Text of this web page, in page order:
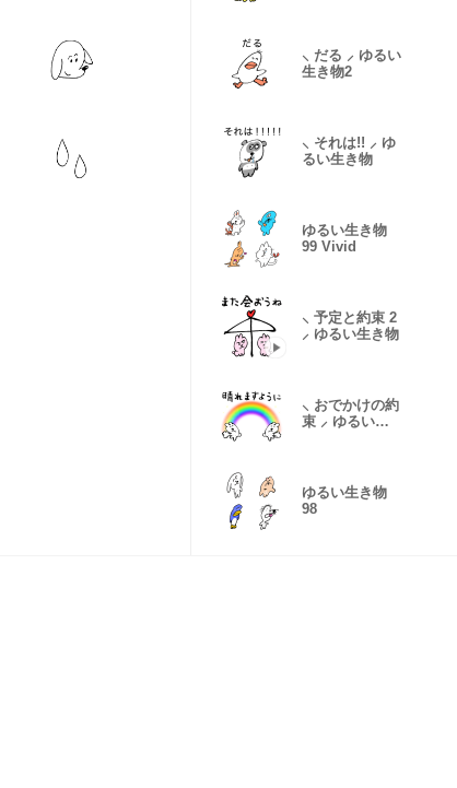
⸜ だる ⸝ ゆるい
生き物2
⸜ それは!! ⸝ ゆ
るい生き物
ゆるい生き物
99 Vivid
⸜ 予定と約束 2
⸝ ゆるい生き物
⸜ おでかけの約
束 ⸝ ゆるい生
ゆるい生き物
98